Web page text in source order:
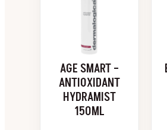
AGE SMART –
ANTIOXIDANT
HYDRAMIST
150ML